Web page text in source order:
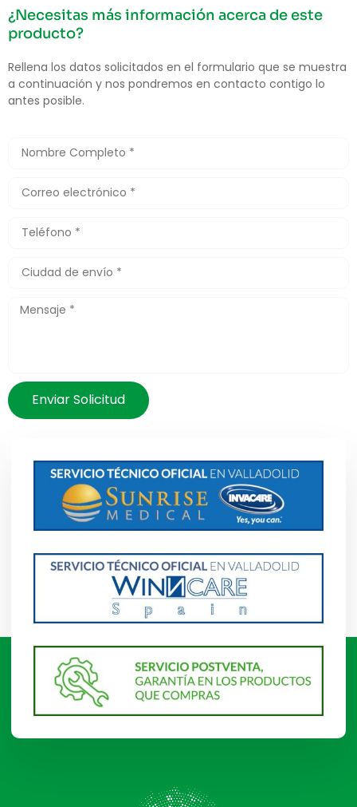
¿Necesitas más información acerca de este
producto?
Rellena los datos solicitados en el formulario que se muestra
a continuación y nos pondremos en contacto contigo lo
antes posible.
Enviar Solicitud